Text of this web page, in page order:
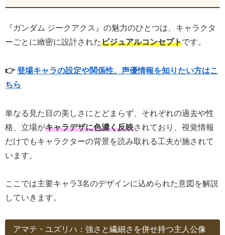
『ガンダム ジークアクス』の魅力のひとつは、キャラクタ
ーごとに緻密に設計されたビジュアルコンセプトです。
👉 登場キャラの設定や関係性、声優情報を知りたい方はこ
ちら
単なる見た目の美しさにとどまらず、それぞれの過去や性
格、立場がキャラデザに色濃く反映されており、視覚情報
だけでもキャラクターの背景を読み取れる工夫が施されて
います。
ここでは主要キャラ3名のデザインに込められた意図を解説
していきます。
アマテ・ユズリハ：強さと繊細さを併せ持つ主人公像